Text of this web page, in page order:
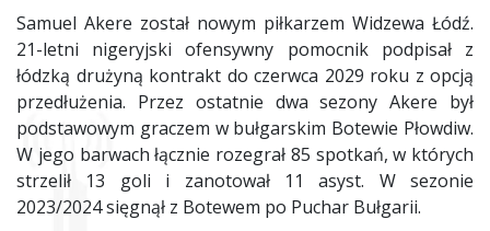
Samuel Akere został nowym piłkarzem Widzewa Łódź.
21-letni nigeryjski ofensywny pomocnik podpisał z
łódzką drużyną kontrakt do czerwca 2029 roku z opcją
przedłużenia. Przez ostatnie dwa sezony Akere był
podstawowym graczem w bułgarskim Botewie Płowdiw.
W jego barwach łącznie rozegrał 85 spotkań, w których
strzelił 13 goli i zanotował 11 asyst. W sezonie
2023/2024 sięgnął z Botewem po Puchar Bułgarii.